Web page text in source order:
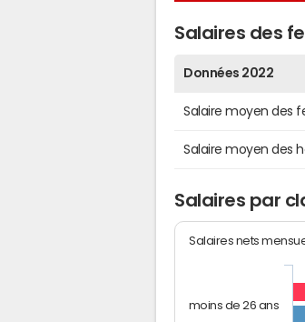
Salaires des
Données 2022
Salaire moyen des
Salaire moyen des
Salaires par
Salaires nets
moins de 26 ans